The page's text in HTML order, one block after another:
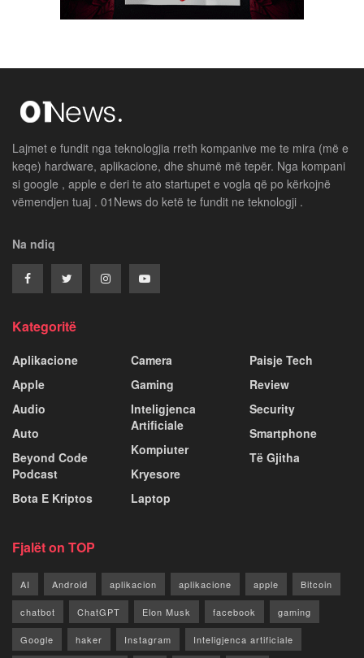
Lajmet e fundit nga teknologjia rreth kompanive me te mira (më e
keqe) hardware, aplikacione, dhe shumë më tepër. Nga kompani
si google , apple e deri te ato startupet e vogla që po kërkojnë
vëmendjen tuaj . 01News do ketë te fundit ne teknologji .
Na ndiq
Kategoritë
Aplikacione
Apple
Audio
Auto
Beyond Code
Podcast
Bota E Kriptos
Camera
Gaming
Inteligjenca
Artificiale
Kompiuter
Kryesore
Laptop
Paisje Tech
Review
Security
Smartphone
Të Gjitha
Fjalët on TOP
AI Android aplikacion aplikacione apple Bitcoin
chatbot ChatGPT Elon Musk facebook gaming
Google haker Instagram Inteligjenca artificiale